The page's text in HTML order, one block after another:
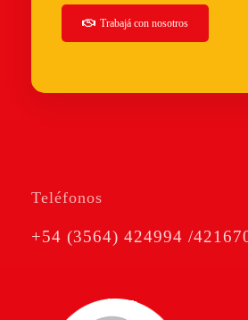
Trabajácon nosotros
Teléfonos
+54 (3564) 424994 /